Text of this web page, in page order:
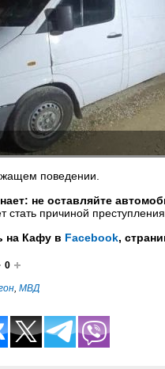
поведении.
не оставляйте
стать причиной преступления.
на Кафу в Facebook,
0
, МВД